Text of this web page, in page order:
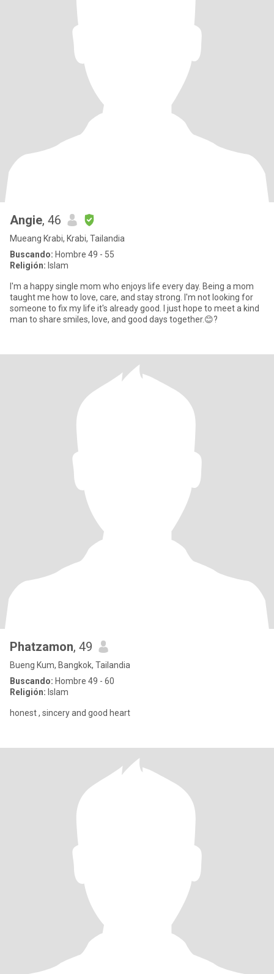
Angie, 46
Mueang Krabi, Krabi, Tailandia
Buscando: Hombre 49 - 55
Religión: Islam
I'm a happy single mom who enjoys life every day. Being a mom
taught me how to love, care, and stay strong. I'm not looking for
someone to fix my life it's already good. I just hope to meet a kind
man to share smiles, love, and good days together.😊?
Phatzamon, 49
Bueng Kum, Bangkok, Tailandia
Buscando: Hombre 49 - 60
Religión: Islam
honest , sincery and good heart